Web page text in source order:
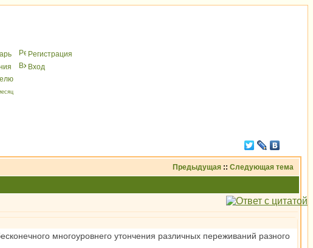
Peгиcтрaция
Вхoд
Предыдущая :: Следующая тема
многоуровнего утончения различных переживаний разного